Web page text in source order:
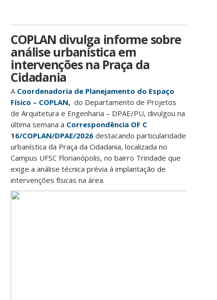
COPLAN divulga informe sobre
análise urbanística em
intervenções na Praça da
Cidadania
A Coordenadoria de Planejamento do Espaço
Físico – COPLAN,do Departamento de Projetos
de Arquitetura e Engenharia – DPAE/PU, divulgou na
última semana a Correspondência OF C
16/COPLAN/DPAE/2026 destacando particularidade
urbanística da Praça da Cidadania, localizada no
Campus UFSC Florianópolis, no bairro Trindade que
exige a análise técnica prévia à implantação de
intervenções físicas na área.